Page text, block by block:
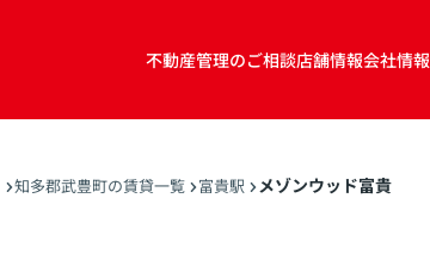
不動産管理のご相談店舗情報会社情報
知多郡武豊町の賃貸一覧 富貴駅 メゾンウッド富貴